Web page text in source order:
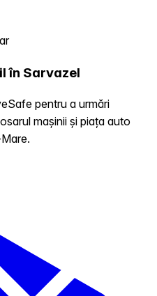
în Sarvazel
pentru a urmări
mașinii și piața auto